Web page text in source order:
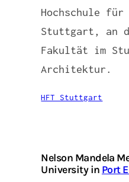
Hochschule
Stuttgart, an
Fakultät im
Architektur.
HFT Stuttgart
Nelson Mandela
University in Port